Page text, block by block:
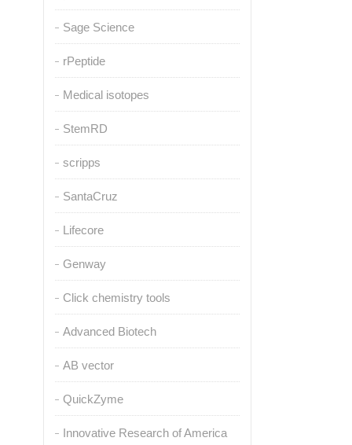
Sage Science
rPeptide
Medical isotopes
StemRD
scripps
SantaCruz
Lifecore
Genway
Click chemistry tools
Advanced Biotech
AB vector
QuickZyme
Innovative Research of America